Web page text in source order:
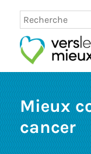
Mieux
cancer